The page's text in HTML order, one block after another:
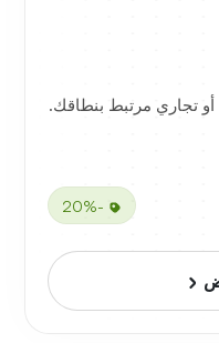
تجاري مرتبط بنطاقك.
-20%